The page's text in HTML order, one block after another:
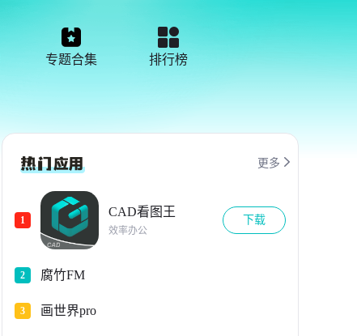
专题合集 排行榜
更多 
1
CAD看图王
效率办公
下载
2 腐竹FM
3 画世界pro